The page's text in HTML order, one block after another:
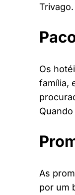
Trivago.
Os
família,
As
por um